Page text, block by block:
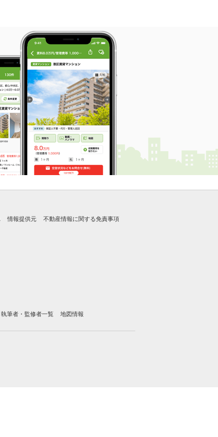
情報提供元 不動産情報に関する免責事項
執筆者・監修者一覧 地図情報